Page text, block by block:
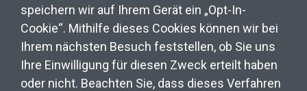
speichern wir auf Ihrem Gerät ein „Opt-In-
Cookie“. Mithilfe dieses Cookies können wir bei
Ihrem nächsten Besuch feststellen, ob Sie uns
Ihre Einwilligung für diesen Zweck erteilt haben
oder nicht. Beachten Sie, dass dieses Verfahren